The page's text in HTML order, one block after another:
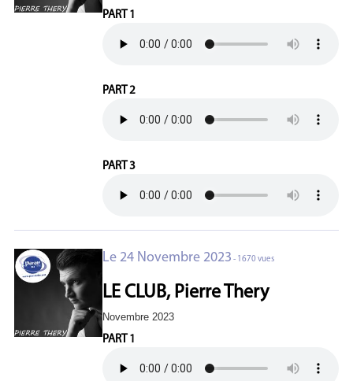
PART 1
PART 2
PART 3
Le 24 Novembre 2023 - 1670 vues
LE CLUB, Pierre Thery
Novembre 2023
PART 1